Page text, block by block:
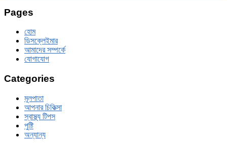
Pages
হোম
ডিসক্লেইমার
আমাদের সম্পর্কে
যোগাযোগ
Categories
মূলপাতা
আপনার চিকিত্‍সা
স্বাস্থ্য টিপস
পুষ্টি
অন্যান্য